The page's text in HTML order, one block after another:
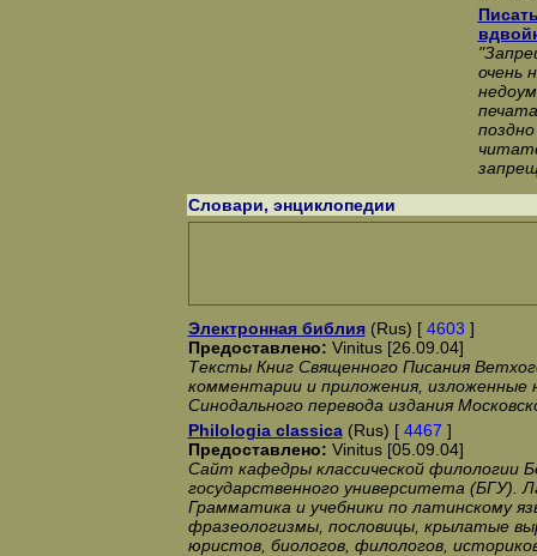
очень
Словари, энциклопедии
Электронная библия(Rus) [ 4603 ]
Предоставлено: Vinitus [26.09.04]
Тексты Книг Священного Писания
комментарии и приложения, изложенные
Синодального перевода издания
Philologia classica(Rus) [ 4467 ]
Предоставлено: Vinitus [05.09.04]
Сайт кафедры классической филологии
государственного университета (БГУ).
Грамматика и учебники по латинскому
фразеологизмы, пословицы, крылатые
юристов, биологов, филологов,